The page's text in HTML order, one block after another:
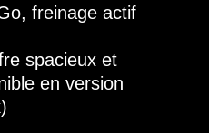
freinage actif
spacieux et
en version